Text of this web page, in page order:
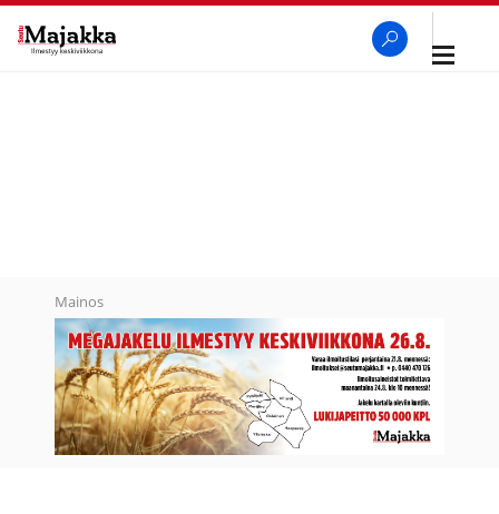
Avaa
Mainos